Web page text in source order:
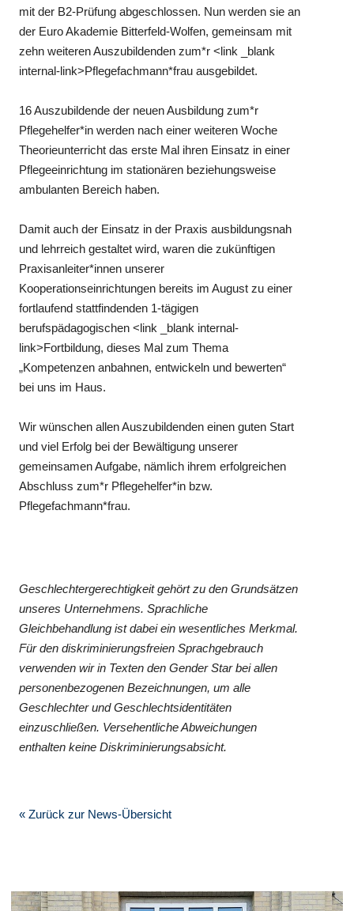
mit der B2-Prüfung abgeschlossen. Nun werden sie an
der Euro Akademie Bitterfeld-Wolfen, gemeinsam mit
zehn weiteren Auszubildenden zum*r <link _blank
internal-link>Pflegefachmann*frau ausgebildet.
16 Auszubildende der neuen Ausbildung zum*r
Pflegehelfer*in werden nach einer weiteren Woche
Theorieunterricht das erste Mal ihren Einsatz in einer
Pflegeeinrichtung im stationären beziehungsweise
ambulanten Bereich haben.
Damit auch der Einsatz in der Praxis ausbildungsnah
und lehrreich gestaltet wird, waren die zukünftigen
Praxisanleiter*innen unserer
Kooperationseinrichtungen bereits im August zu einer
fortlaufend stattfindenden 1-tägigen
berufspädagogischen <link _blank internal-
link>Fortbildung, dieses Mal zum Thema
„Kompetenzen anbahnen, entwickeln und bewerten“
bei uns im Haus.
Wir wünschen allen Auszubildenden einen guten Start
und viel Erfolg bei der Bewältigung unserer
gemeinsamen Aufgabe, nämlich ihrem erfolgreichen
Abschluss zum*r Pflegehelfer*in bzw.
Pflegefachmann*frau.
Geschlechtergerechtigkeit gehört zu den Grundsätzen
unseres Unternehmens. Sprachliche
Gleichbehandlung ist dabei ein wesentliches Merkmal.
Für den diskriminierungsfreien Sprachgebrauch
verwenden wir in Texten den Gender Star bei allen
personenbezogenen Bezeichnungen, um alle
Geschlechter und Geschlechtsidentitäten
einzuschließen. Versehentliche Abweichungen
enthalten keine Diskriminierungsabsicht.
« Zurück zur News-Übersicht